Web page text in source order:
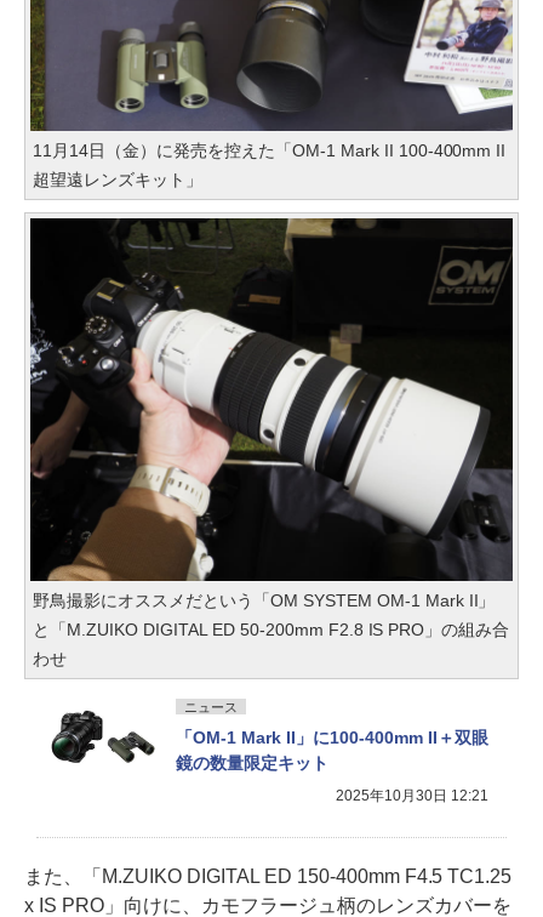
11月14日（金）に発売を控えた「OM-1 Mark II 100-400mm II
超望遠レンズキット」
野鳥撮影にオススメだという「OM SYSTEM OM-1 Mark II」
と「M.ZUIKO DIGITAL ED 50-200mm F2.8 IS PRO」の組み合
わせ
ニュース
「OM-1 Mark II」に100-400mm II＋双眼
鏡の数量限定キット
2025年10月30日 12:21
また、「M.ZUIKO DIGITAL ED 150-400mm F4.5 TC1.25
x IS PRO」向けに、カモフラージュ柄のレンズカバーを